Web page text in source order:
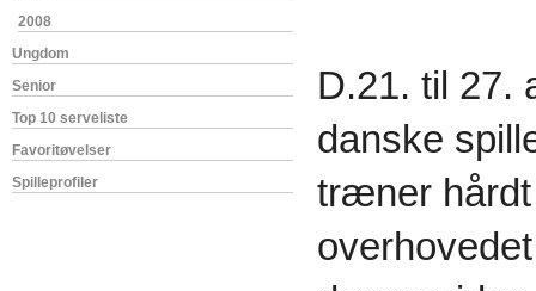
2008
Ungdom
Senior
Top 10 serveliste
Favoritøvelser
Spilleprofiler
D.21. til 27.
danske
træner